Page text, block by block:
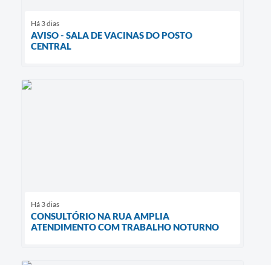
Há 3 dias
AVISO - SALA DE VACINAS DO POSTO
CENTRAL
Há 3 dias
CONSULTÓRIO NA RUA AMPLIA
ATENDIMENTO COM TRABALHO NOTURNO